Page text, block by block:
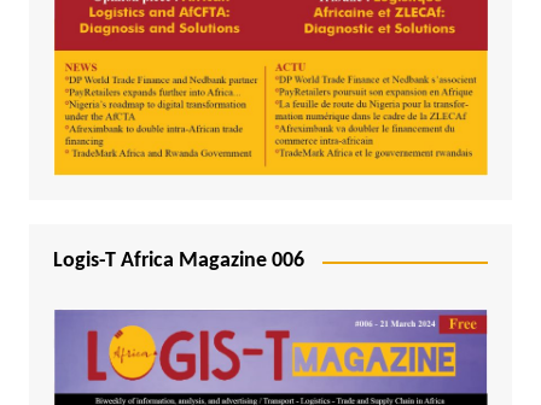
Logis-T Africa Magazine 006